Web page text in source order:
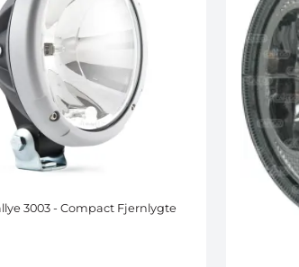
3003 - Compact Fjernlygte